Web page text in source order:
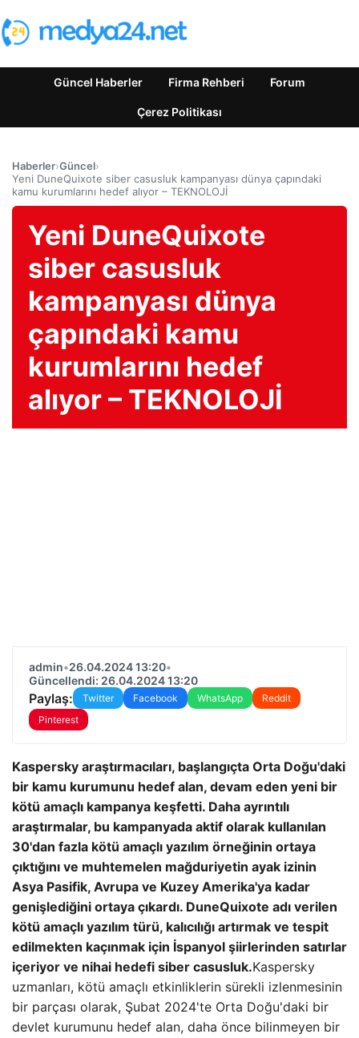
Güncel Haberler Firma Rehberi Forum
Çerez Politikası
Haberler›Güncel›
Yeni DuneQuixote siber casusluk kampanyası dünya çapındaki
kamu kurumlarını hedef alıyor – TEKNOLOJİ
Yeni DuneQuixote
siber casusluk
kampanyası dünya
çapındaki kamu
kurumlarını hedef
alıyor – TEKNOLOJİ
admin•26.04.2024 13:20•
Güncellendi: 26.04.2024 13:20
Paylaş: Twitter Facebook WhatsApp
Reddit
Pinterest
Kaspersky araştırmacıları, başlangıçta Orta Doğu'daki
bir kamu kurumunu hedef alan, devam eden yeni bir
kötü amaçlı kampanya keşfetti. Daha ayrıntılı
araştırmalar, bu kampanyada aktif olarak kullanılan
30'dan fazla kötü amaçlı yazılım örneğinin ortaya
çıktığını ve muhtemelen mağduriyetin ayak izinin
Asya Pasifik, Avrupa ve Kuzey Amerika'ya kadar
genişlediğini ortaya çıkardı. DuneQuixote adı verilen
kötü amaçlı yazılım türü, kalıcılığı artırmak ve tespit
edilmekten kaçınmak için İspanyol şiirlerinden satırlar
içeriyor ve nihai hedefi siber casusluk.Kaspersky
uzmanları, kötü amaçlı etkinliklerin sürekli izlenmesinin
bir parçası olarak, Şubat 2024'te Orta Doğu'daki bir
devlet kurumunu hedef alan, daha önce bilinmeyen bir